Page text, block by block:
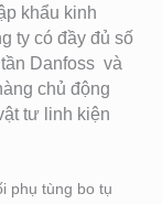
khẩu kinh
ty có đầy đủ số
Danfoss và
chủ động
tư linh kiện
phụ tùng bo tụ